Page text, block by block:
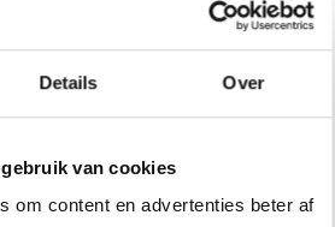
Details Over
van cookies
om content en advertenties beter af